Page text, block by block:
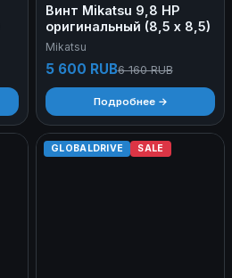
Винт Mikatsu 9,8 HP
оригинальный (8,5 х 8,5)
Mikatsu
5 600 RUB6 160 RUB
Подробнее →
GLOBALDRIVE SALE